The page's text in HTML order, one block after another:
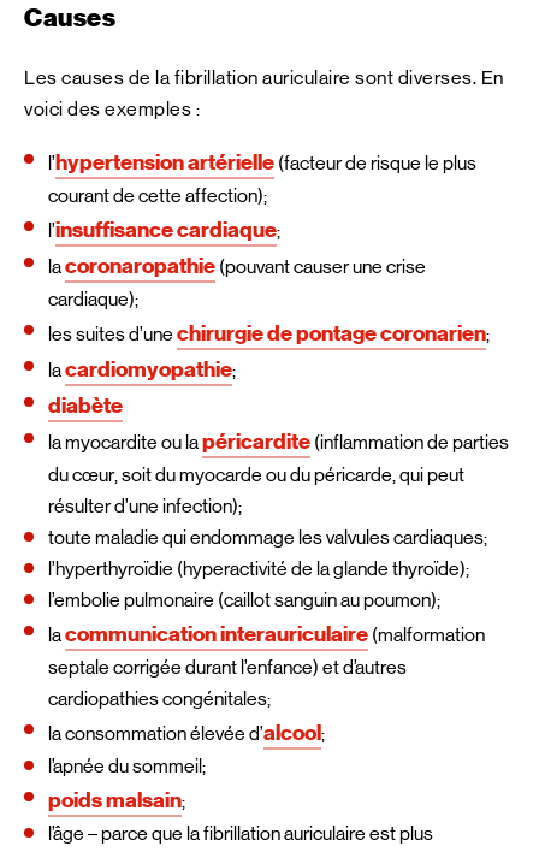
Causes
Les causes de la fibrillation auriculaire sont diverses. En
voici des exemples :
l’hypertension artérielle (facteur de risque le plus
courant de cette affection);
l’insuffisance cardiaque;
lacoronaropathie (pouvant causer une crise
cardiaque);
les suites d’une chirurgie de pontage coronarien;
lacardiomyopathie;
diabète
la myocardite ou lapéricardite (inflammation de parties
du cœur, soit du myocarde ou du péricarde, qui peut
résulter d’une infection);
toute maladie qui endommage les valvules cardiaques;
l’hyperthyroïdie (hyperactivité de la glande thyroïde);
l’embolie pulmonaire (caillot sanguin au poumon);
lacommunication interauriculaire (malformation
septale corrigée durant l’enfance) et d’autres
cardiopathies congénitales;
la consommation élevée d’alcool;
l’apnée du sommeil;
poids malsain;
l’âge – parce que la fibrillation auriculaire est plus